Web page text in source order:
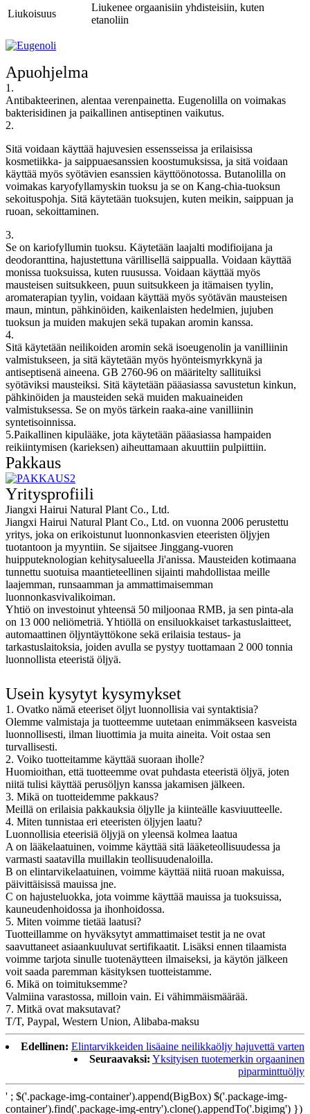
Liukoisuus
Liukenee orgaanisiin yhdisteisiin, kuten
etanoliin
Apuohjelma
1.
Antibakteerinen, alentaa verenpainetta. Eugenolilla on voimakas
bakterisidinen ja paikallinen antiseptinen vaikutus.
2.
Sitä voidaan käyttää hajuvesien essensseissa ja erilaisissa
kosmetiikka- ja saippuaesanssien koostumuksissa, ja sitä voidaan
käyttää myös syötävien esanssien käyttöönotossa. Butanolilla on
voimakas karyofyllamyskin tuoksu ja se on Kang-chia-tuoksun
sekoituspohja. Sitä käytetään tuoksujen, kuten meikin, saippuan ja
ruoan, sekoittaminen.
3.
Se on kariofyllumin tuoksu. Käytetään laajalti modifioijana ja
deodoranttina, hajustettuna värillisellä saippualla. Voidaan käyttää
monissa tuoksuissa, kuten ruusussa. Voidaan käyttää myös
mausteisen suitsukkeen, puun suitsukkeen ja itämaisen tyylin,
aromaterapian tyylin, voidaan käyttää myös syötävän mausteisen
maun, mintun, pähkinöiden, kaikenlaisten hedelmien, jujuben
tuoksun ja muiden makujen sekä tupakan aromin kanssa.
4.
Sitä käytetään neilikoiden aromin sekä isoeugenolin ja vanilliinin
valmistukseen, ja sitä käytetään myös hyönteismyrkkynä ja
antiseptisenä aineena. GB 2760-96 on määritelty sallituiksi
syötäviksi mausteiksi. Sitä käytetään pääasiassa savustetun kinkun,
pähkinöiden ja mausteiden sekä muiden makuaineiden
valmistuksessa. Se on myös tärkein raaka-aine vanilliinin
syntetisoinnissa.
5.Paikallinen kipulääke, jota käytetään pääasiassa hampaiden
reikiintymisen (karieksen) aiheuttamaan akuuttiin pulpiittiin.
Pakkaus
Yritysprofiili
Jiangxi Hairui Natural Plant Co., Ltd.
Jiangxi Hairui Natural Plant Co., Ltd. on vuonna 2006 perustettu
yritys, joka on erikoistunut luonnonkasvien eteeristen öljyjen
tuotantoon ja myyntiin. Se sijaitsee Jinggang-vuoren
huipputeknologian kehitysalueella Ji'anissa. Mausteiden kotimaana
tunnettu suotuisa maantieteellinen sijainti mahdollistaa meille
laajemman, runsaamman ja ammattimaisemman
luonnonkasvivalikoiman.
Yhtiö on investoinut yhteensä 50 miljoonaa RMB, ja sen pinta-ala
on 13 000 neliömetriä. Yhtiöllä on ensiluokkaiset tarkastuslaitteet,
automaattinen öljyntäyttökone sekä erilaisia ​​testaus- ja
tarkastuslaitoksia, joiden avulla se pystyy tuottamaan 2 000 tonnia
luonnollista eteeristä öljyä.
Usein kysytyt kysymykset
1. Ovatko nämä eteeriset öljyt luonnollisia vai syntaktisia?
Olemme valmistaja ja tuotteemme uutetaan enimmäkseen kasveista
luonnollisesti, ilman liuottimia ja muita aineita. Voit ostaa sen
turvallisesti.
2. Voiko tuotteitamme käyttää suoraan iholle?
Huomioithan, että tuotteemme ovat puhdasta eteeristä öljyä, joten
niitä tulisi käyttää perusöljyn kanssa jakamisen jälkeen.
3. Mikä on tuotteidemme pakkaus?
Meillä on erilaisia ​​pakkauksia öljylle ja kiinteälle kasviuutteelle.
4. Miten tunnistaa eri eteeristen öljyjen laatu?
Luonnollisia eteerisiä öljyjä on yleensä kolmea laatua
A on lääkelaatuinen, voimme käyttää sitä lääketeollisuudessa ja
varmasti saatavilla muillakin teollisuudenaloilla.
B on elintarvikelaatuinen, voimme käyttää niitä ruoan makuissa,
päivittäisissä mauissa jne.
C on hajusteluokka, jota voimme käyttää mauissa ja tuoksuissa,
kauneudenhoidossa ja ihonhoidossa.
5. Miten voimme tietää laatusi?
Tuotteillamme on hyväksytyt ammattimaiset testit ja ne ovat
saavuttaneet asiaankuuluvat sertifikaatit. Lisäksi ennen tilaamista
voimme tarjota sinulle tuotenäytteen ilmaiseksi, ja käytön jälkeen
voit saada paremman käsityksen tuotteistamme.
6. Mikä on toimituksemme?
Valmiina varastossa, milloin vain. Ei vähimmäismäärää.
7. Mitkä ovat maksutavat?
T/T, Paypal, Western Union, Alibaba-maksu
Edellinen: Elintarvikkeiden lisäaine neilikkaöljy hajuvettä varten
Seuraavaksi: Yksityisen tuotemerkin orgaaninen
piparminttuöljy
' ; $('.package-img-container').append(BigBox) $('.package-img-
container').find('.package-img-entry').clone().appendTo('.bigimg') })